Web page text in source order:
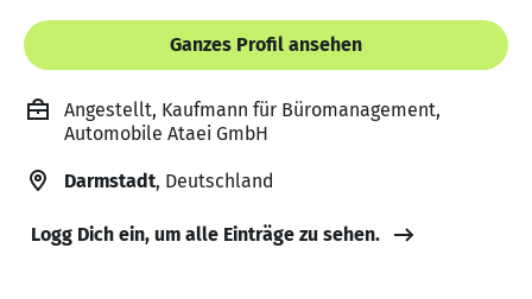
Ganzes Profil ansehen
Angestellt, Kaufmann für Büromanagement,
Automobile Ataei GmbH
Darmstadt, Deutschland
Logg Dich ein, um alle Einträge zu sehen.